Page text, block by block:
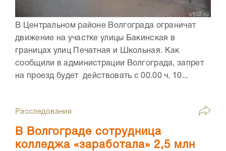
В Центральном районе Волгограда ограничат
движение на участке улицы Бакинская в
границах улиц Печатная и Школьная. Как
сообщили в администрации Волгограда, запрет
на проезд будет действовать с 00.00 ч. 10...
Расследования
В Волгограде сотрудница
колледжа «заработала» 2,5 млн